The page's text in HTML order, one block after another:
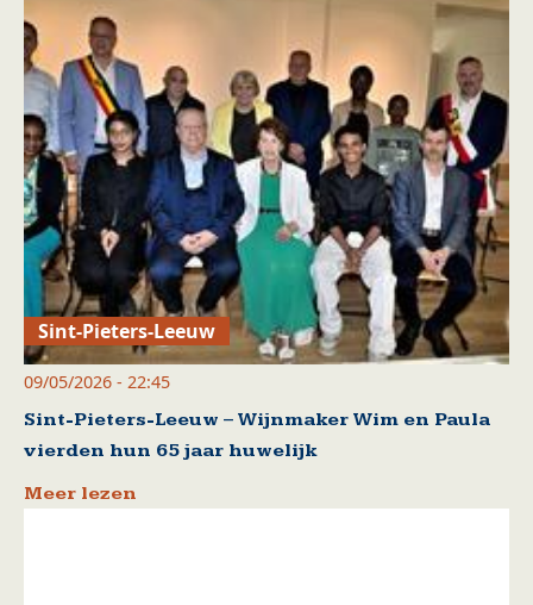
Sint-Pieters-Leeuw
09/05/2026 - 22:45
Sint-Pieters-Leeuw – Wijnmaker Wim en Paula
vierden hun 65 jaar huwelijk
Meer lezen